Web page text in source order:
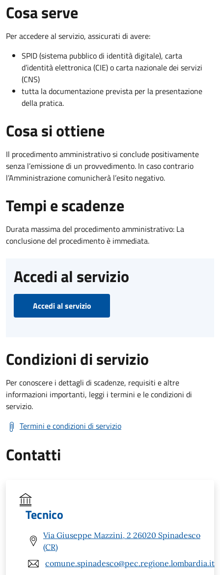
Cosa serve
Per accedere al servizio, assicurati di avere:
SPID (sistema pubblico di identità digitale), carta
d’identità elettronica (CIE) o carta nazionale dei servizi
(CNS)
tutta la documentazione prevista per la presentazione
della pratica.
Cosa si ottiene
Il procedimento amministrativo si conclude positivamente
senza l’emissione di un provvedimento. In caso contrario
l’Amministrazione comunicherà l’esito negativo.
Tempi e scadenze
Durata massima del procedimento amministrativo: La
conclusione del procedimento è immediata.
Accedi al servizio
Accedi al servizio
Condizioni di servizio
Per conoscere i dettagli di scadenze, requisiti e altre
informazioni importanti, leggi i termini e le condizioni di
servizio.
Termini e condizioni di servizio
Contatti
Tecnico
Via Giuseppe Mazzini, 2 26020 Spinadesco
(CR)
comune.spinadesco@pec.regione.lombardia.it